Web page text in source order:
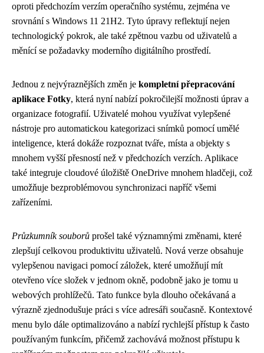
oproti předchozím verzím operačního systému, zejména ve
srovnání s Windows 11 21H2. Tyto úpravy reflektují nejen
technologický pokrok, ale také zpětnou vazbu od uživatelů a
měnící se požadavky moderního digitálního prostředí.
Jednou z nejvýraznějších změn je kompletní přepracování
aplikace Fotky, která nyní nabízí pokročilejší možnosti úprav a
organizace fotografií. Uživatelé mohou využívat vylepšené
nástroje pro automatickou kategorizaci snímků pomocí umělé
inteligence, která dokáže rozpoznat tváře, místa a objekty s
mnohem vyšší přesností než v předchozích verzích. Aplikace
také integruje cloudové úložiště OneDrive mnohem hladčeji, což
umožňuje bezproblémovou synchronizaci napříč všemi
zařízeními.
Průzkumník souborů prošel také významnými změnami, které
zlepšují celkovou produktivitu uživatelů. Nová verze obsahuje
vylepšenou navigaci pomocí záložek, které umožňují mít
otevřeno více složek v jednom okně, podobně jako je tomu u
webových prohlížečů. Tato funkce byla dlouho očekávaná a
výrazně zjednodušuje práci s více adresáři současně. Kontextové
menu bylo dále optimalizováno a nabízí rychlejší přístup k často
používaným funkcím, přičemž zachovává možnost přístupu k